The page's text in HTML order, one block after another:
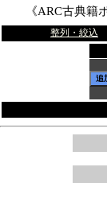
《ARC古典籍
整列・絞込
追